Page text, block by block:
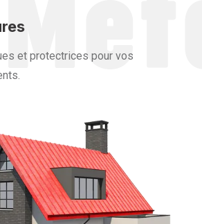
et protectrices pour vos